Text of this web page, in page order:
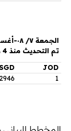
الجمعة ٧/ ٠٨-أغسطس/٢٠٢٦
تم التحديث منذ 4 دقيقة و 58 ثانية
JOD
1